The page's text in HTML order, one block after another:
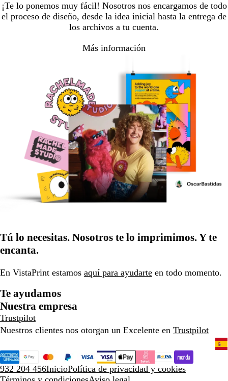
¡Te lo ponemos muy fácil! Nosotros nos encargamos de todo
el proceso de diseño, desde la idea inicial hasta la entrega de
los archivos a tu cuenta.
Más información
Tú lo necesitas. Nosotros te lo imprimimos. Y te
encanta.
En VistaPrint estamos aquí para ayudarte en todo momento.
Te ayudamos
Nuestra empresa
Trustpilot
Nuestros clientes nos otorgan un Excelente en Trustpilot
932 204 456InicioPolítica de privacidad y cookies